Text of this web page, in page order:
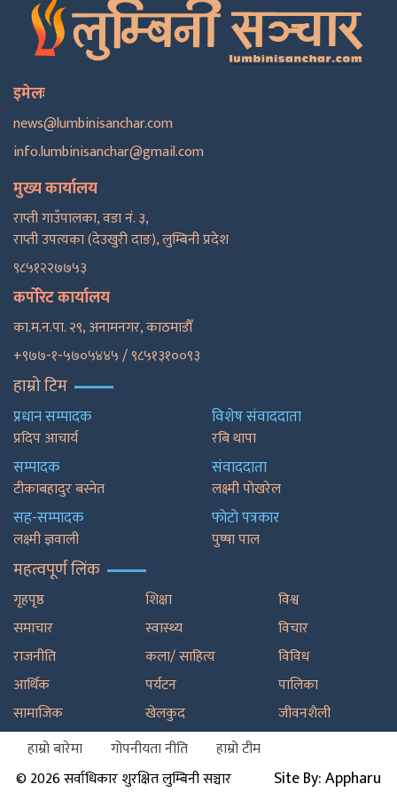
इमेलः
news@lumbinisanchar.com
info.lumbinisanchar@gmail.com
मुख्य कार्यालय
राप्ती गाउँपालका, वडा नं. ३,
राप्ती उपत्यका (देउखुरी दाङ), लुम्बिनी प्रदेश
९८५१२२७७५३
कर्पोरेट कार्यालय
का.म.न.पा. २९, अनामनगर, काठमाडाैँ
+९७७-१-५७०५४४५ / ९८५१३१००९३
हाम्रो टिम
प्रधान सम्पादक
प्रदिप आचार्य
सम्पादक
टीकाबहादुर बस्नेत
सह-सम्पादक
लक्ष्मी ज्ञवाली
विशेष संवाददाता
रबि थापा
संवाददाता
लक्ष्मी पोखरेल
फाेटाे पत्रकार
पुष्षा पाल
महत्वपूर्ण लिंक
गृहपृष्ठ
समाचार
राजनीति
आर्थिक
सामाजिक
शिक्षा
स्वास्थ्य
कला/ साहित्य
पर्यटन
खेलकुद
विश्व
विचार
विविध
पालिका
जीवनशैली
हाम्रो बारेमा
गोपनीयता नीति
हाम्रो टीम
© 2026 सर्वाधिकार शुरक्षित लुम्बिनी सञ्चार
Site By: Appharu